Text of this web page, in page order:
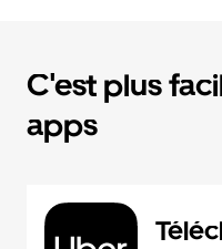
C'est plus
apps